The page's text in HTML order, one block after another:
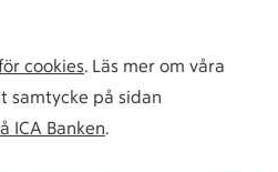
cookies. Läs mer om våra
samtycke på sidan
ICA Banken.